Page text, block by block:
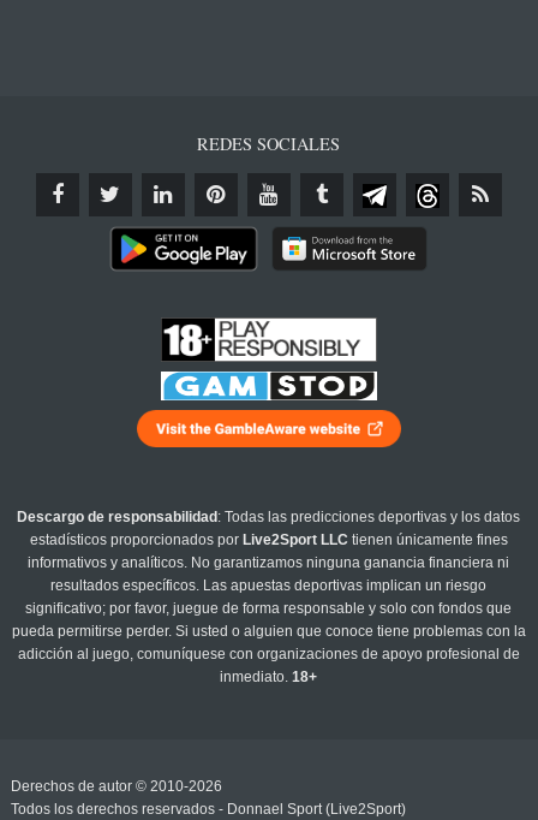
REDES SOCIALES
Descargo de responsabilidad : Todas las predicciones deportivas y los datos
estadísticos proporcionados por Live2Sport LLC tienen únicamente fines
informativos y analíticos. No garantizamos ninguna ganancia financiera ni
resultados específicos. Las apuestas deportivas implican un riesgo
significativo; por favor, juegue de forma responsable y solo con fondos que
pueda permitirse perder. Si usted o alguien que conoce tiene problemas con la
adicción al juego, comuníquese con organizaciones de apoyo profesional de
inmediato.18+
Derechos de autor © 2010-2026
Todos los derechos reservados - Donnael Sport (Live2Sport)